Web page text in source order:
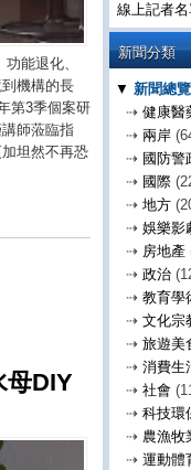
線上記者
新聞分類
▼ 新聞總覽
⇢ 健康醫
⇢ 兩岸
⇢ 國防警
⇢ 國際
⇢ 地方
⇢ 娛樂影
⇢ 房地產
⇢ 政治
⇢ 教育學
⇢ 文化宗
⇢ 旅遊美
⇢ 消費生
⇢ 社會
⇢ 科技環
⇢ 農漁牧
⇢ 運動體
能退化、
機構的長
第3季個案研
師蒞臨指
坦然不再恐
母DIY